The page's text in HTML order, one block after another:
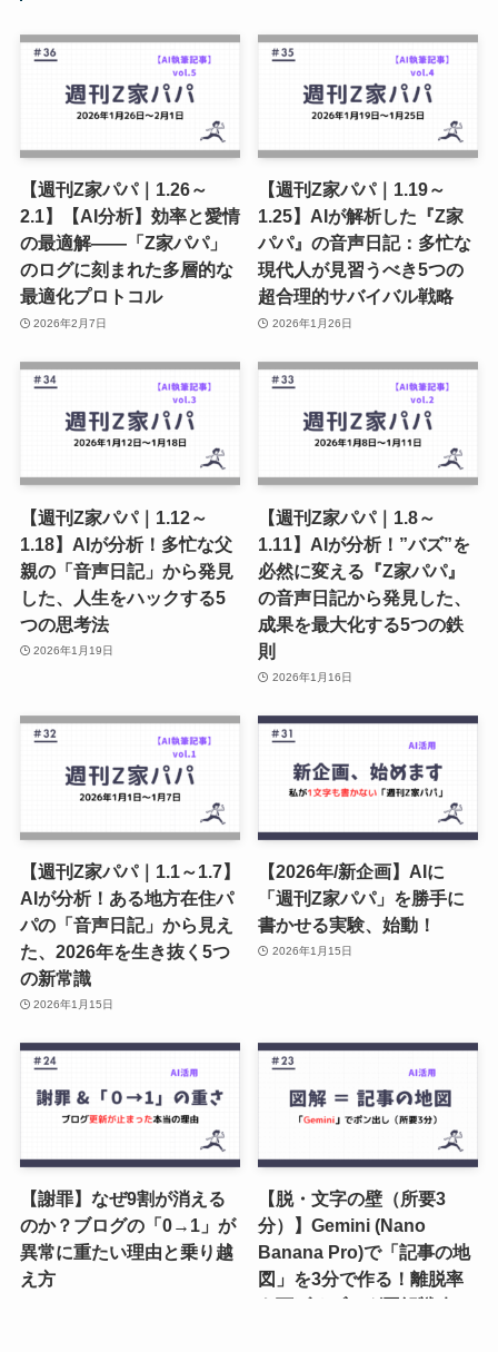
【週刊Z家パパ｜1.26～
2.1】【AI分析】効率と愛情
の最適解――「Z家パパ」
のログに刻まれた多層的な
最適化プロトコル
2026年2月7日
【週刊Z家パパ｜1.19～
1.25】AIが解析した『Z家
パパ』の音声日記：多忙な
現代人が見習うべき5つの
超合理的サバイバル戦略
2026年1月26日
【週刊Z家パパ｜1.12～
1.18】AIが分析！多忙な父
親の「音声日記」から発見
した、人生をハックする5
つの思考法
2026年1月19日
【週刊Z家パパ｜1.8～
1.11】AIが分析！”バズ”を
必然に変える『Z家パパ』
の音声日記から発見した、
成果を最大化する5つの鉄
則
2026年1月16日
【週刊Z家パパ｜1.1～1.7】
AIが分析！ある地方在住パ
パの「音声日記」から見え
た、2026年を生き抜く5つ
の新常識
2026年1月15日
【2026年/新企画】AIに
「週刊Z家パパ」を勝手に
書かせる実験、始動！
2026年1月15日
【謝罪】なぜ9割が消える
のか？ブログの「0→1」が
異常に重たい理由と乗り越
え方
【脱・文字の壁（所要3
分）】Gemini (Nano
Banana Pro)で「記事の地
図」を3分で作る！離脱率
を下げるブログ図解戦略